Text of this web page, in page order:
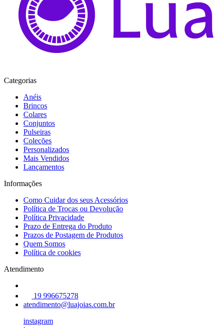
Categorias
Anéis
Brincos
Colares
Conjuntos
Pulseiras
Coleções
Personalizados
Mais Vendidos
Lançamentos
Informações
Como Cuidar dos seus Acessórios
Política de Trocas ou Devolução
Política Privacidade
Prazo de Entrega do Produto
Prazos de Postagem de Produtos
Quem Somos
Política de cookies
Atendimento
19 996675278
atendimento@luajoias.com.br
instagram